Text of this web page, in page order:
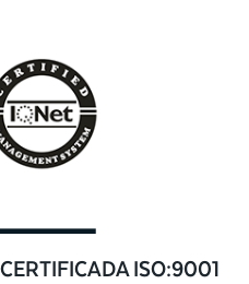
ISO:9001